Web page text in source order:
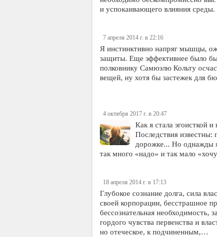
и успокаивающего влияния среды.
7 апреля 2014 г. в 22:16
Я инстинктивно напряг мышцы,
защиты. Еще эффективнее было бы
полковнику Самюэлю Кольту
вещей, ну хотя бы застежек для
4 октября 2017 г. в 20:47
Как я стала эгоисткой
Последствия известны:
дорожке... Но однажды
так много «надо» и так мало
18 апреля 2014 г. в 17:13
Глубокое сознание долга, сила
своей корпорации, бесстрашное
бессознательная необходимость,
гордого чувства первенства и
но отеческое, к подчиненным,…